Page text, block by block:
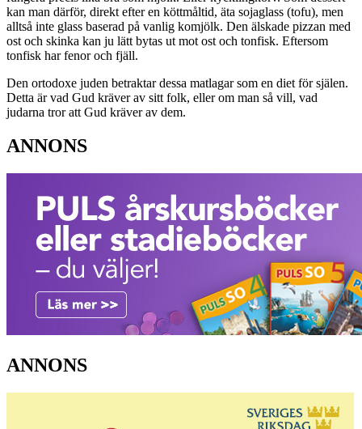
kan man därför, direkt efter en köttmåltid, äta sojaglass (tofu), men
alltså inte glass baserad på vanlig komjölk. Den älskade pizzan med
ost och skinka kan ju lätt bytas ut mot ost och tonfisk. Eftersom
tonfisk har fenor och fjäll.
Den ortodoxe juden betraktar dessa matlagar som en diet för själen.
Detta är vad Gud kräver av sitt folk, eller om man så vill, vad
judarna tror att Gud kräver av dem.
ANNONS
ANNONS